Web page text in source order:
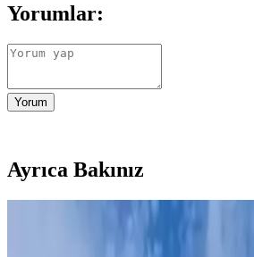
Yorumlar:
Yorum
Ayrıca Bakınız
Linocut Sanatında Kişisel Stil
Mark III Çalışmasının İncelenmesi